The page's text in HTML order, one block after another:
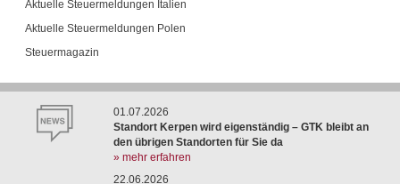
Aktuelle Steuermeldungen Italien
Aktuelle Steuermeldungen Polen
Steuermagazin
01.07.2026
Standort Kerpen wird eigenständig – GTK bleibt an
den übrigen Standorten für Sie da
» mehr erfahren
22.06.2026